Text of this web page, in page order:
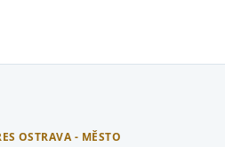
OSTRAVA - MĚSTO